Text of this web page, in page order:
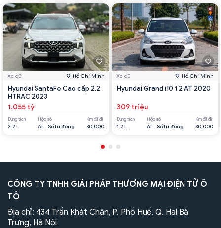
Xe cũ Hồ Chí Minh
Hyundai SantaFe Cao cấp 2.2
HTRAC 2023
1.055 tỷ
Dung tích
2.2 L
Hộp số
AT - Số tự động
Km đã đi
30,000
Xe cũ Hồ Chí Minh
Hyundai Grand i10 1.2 AT 2020
309 triệu
Dung tích
1.2 L
Hộp số
AT - Số tự động
Km đã đi
30,000
CÔNG TY TNHH GIẢI PHÁP THƯƠNG MẠI ĐIỆN TỬ Ô
TÔ
Địa chỉ: 434 Trần Khát Chân, P. Phố Huế, Q. Hai Bà
Trưng, Hà Nội